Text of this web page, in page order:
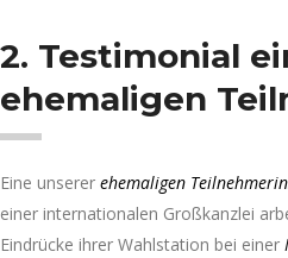
2. Testimonial
ehemaligen
Eine unserer ehemaligen
einer internationalen Großkanzlei
Eindrücke ihrer Wahlstation bei einer